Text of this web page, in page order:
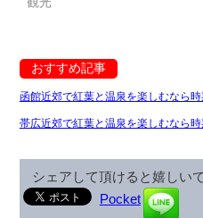
おすすめ記事
函館近郊で紅葉と温泉を楽しむなら
帯広近郊で紅葉と温泉を楽しむなら
シェアして頂けると嬉しい
Pocket